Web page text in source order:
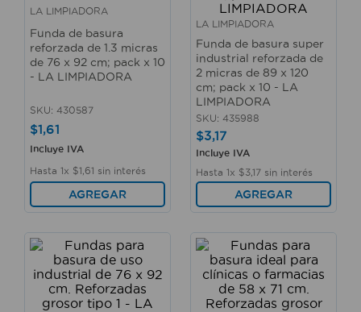
LA LIMPIADORA
Funda de basura
reforzada de 1.3 micras
de 76 x 92 cm; pack x 10
- LA LIMPIADORA
SKU: 430587
$1,61
Incluye IVA
Hasta 1x $1 61 sin interés
AGREGAR
LA LIMPIADORA
Funda de basura super
industrial reforzada de
2 micras de 89 x 120
cm; pack x 10 - LA
LIMPIADORA
SKU: 435988
$3,17
Incluye IVA
Hasta 1x $317 sin interés
AGREGAR
fregadero